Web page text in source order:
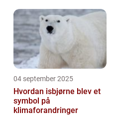
04 september 2025
Hvordan isbjørne blev et
symbol på
klimaforandringer